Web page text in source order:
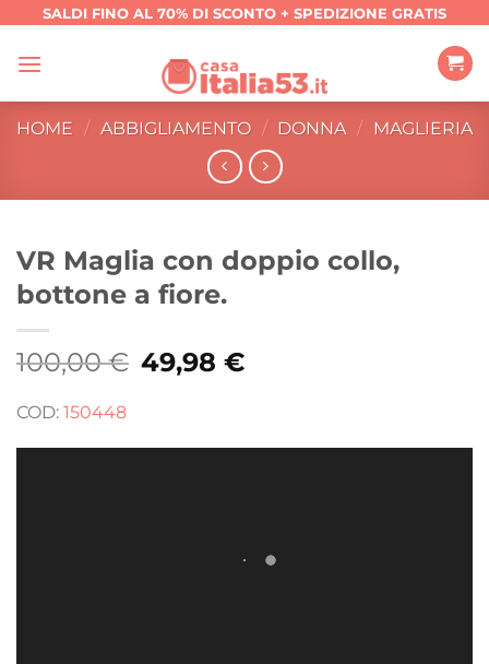
contenuti
SALDI FINO AL 70% DI SCONTO + SPEDIZIONE GRATIS
HOME / ABBIGLIAMENTO / DONNA / MAGLIERIA
VR Maglia con doppio collo,
bottone a fiore.
100,00€
Il
prezzo
49,98€Il
prezzo
COD: 150448